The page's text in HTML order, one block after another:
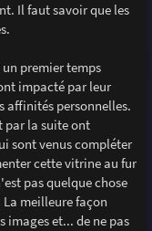
Il faut savoir que les
premier temps
impacté par leur
affinités personnelles.
par la suite ont
sont venus compléter
cette vitrine au fur
pas quelque chose
meilleure façon
images et... de ne pas